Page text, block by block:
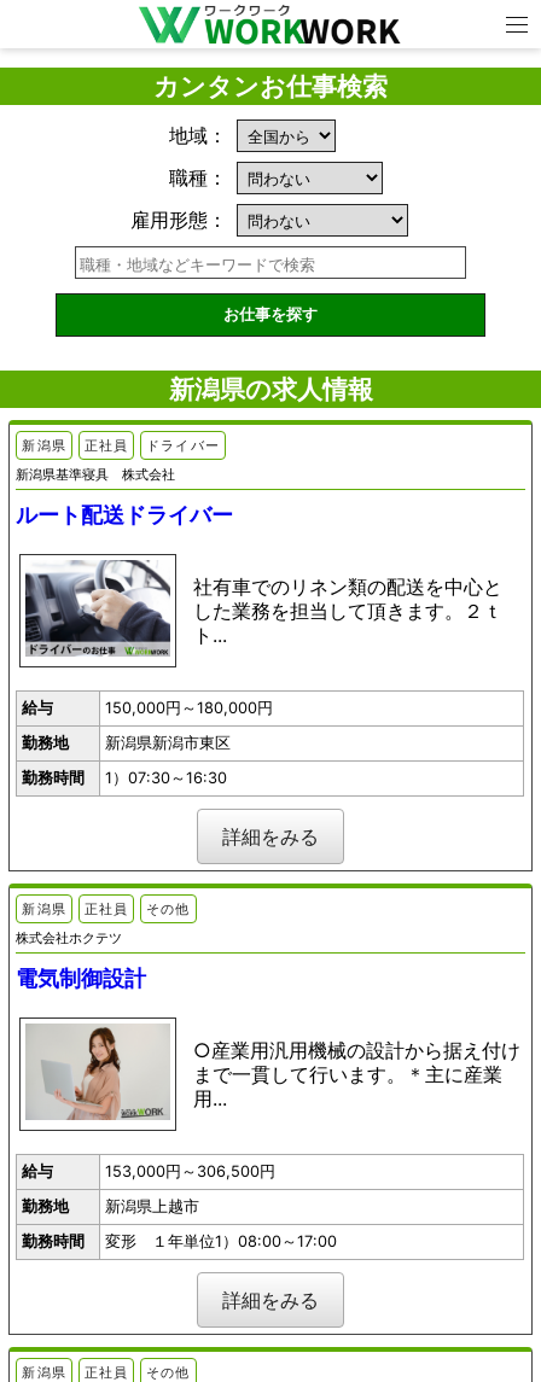
カンタンお仕事検索
地域：
職種：
雇用形態：
新潟県の求人情報
新潟県 正社員
ドライバー
新潟県基準寝具 株式会社
ルート配送ドライバー
社有車でのリネン類の配送を中心と
した業務を担当して頂きます。２ｔ
ト...
給与
150,000円～180,000円
勤務地
新潟県新潟市東区
勤務時間
1）07:30～16:30
詳細をみる
新潟県 正社員
その他
株式会社ホクテツ
電気制御設計
○産業用汎用機械の設計から据え付け
まで一貫して行います。＊主に産業
用...
給与
153,000円～306,500円
勤務地
新潟県上越市
勤務時間
変形 １年単位1）08:00～17:00
詳細をみる
新潟県 正社員
その他